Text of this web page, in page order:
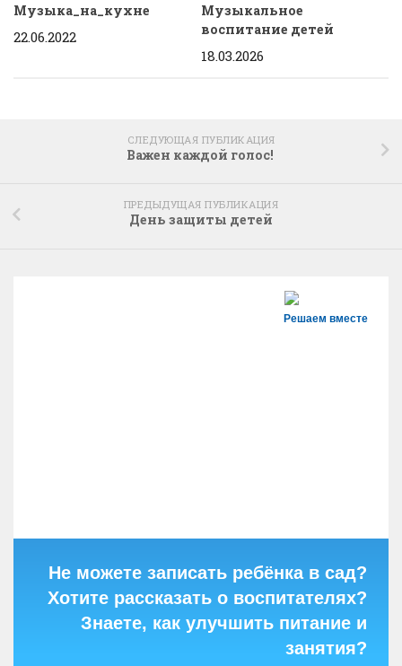
Музыка_на_кухне
22.06.2022
Музыкальное
воспитание детей
18.03.2026
СЛЕДУЮЩАЯ ПУБЛИКАЦИЯ
Важен каждой голос!
ПРЕДЫДУЩАЯ ПУБЛИКАЦИЯ
День защиты детей
Решаем вместе
Не можете записать ребёнка в сад?
Хотите рассказать о воспитателях?
Знаете, как улучшить питание и
занятия?